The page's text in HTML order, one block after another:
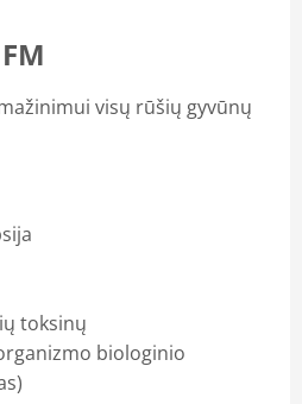
visų rūšių gyvūnų
toksinų
biologinio